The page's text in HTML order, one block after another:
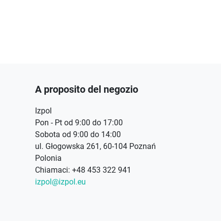
A proposito del negozio
Izpol
Pon - Pt od 9:00 do 17:00
Sobota od 9:00 do 14:00
ul. Głogowska 261, 60-104 Poznań
Polonia
Chiamaci: +48 453 322 941
izpol@izpol.eu